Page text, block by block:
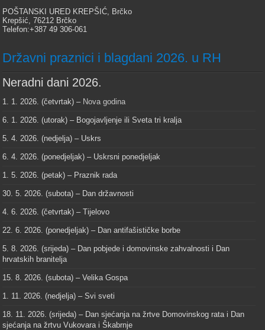
POŠTANSKI URED KREPŠIĆ, Brčko
Krepšić, 76212 Brčko
Telefon:+387 49 306-061
Državni praznici i blagdani 2026. u RH
Neradni dani 2026.
1. 1. 2026. (četvrtak) – Nova godina
6. 1. 2026. (utorak) – Bogojavljenje ili Sveta tri kralja
5. 4. 2026. (nedjelja) – Uskrs
6. 4. 2026. (ponedjeljak) – Uskrsni ponedjeljak
1. 5. 2026. (petak) – Praznik rada
30. 5. 2026. (subota) – Dan državnosti
4. 6. 2026. (četvrtak) – Tijelovo
22. 6. 2026. (ponedjeljak) – Dan antifašističke borbe
5. 8. 2026. (srijeda) – Dan pobjede i domovinske zahvalnosti i Dan
hrvatskih branitelja
15. 8. 2026. (subota) – Velika Gospa
1. 11. 2026. (nedjelja) – Svi sveti
18. 11. 2026. (srijeda) – Dan sjećanja na žrtve Domovinskog rata i Dan
sjećanja na žrtvu Vukovara i Škabrnje